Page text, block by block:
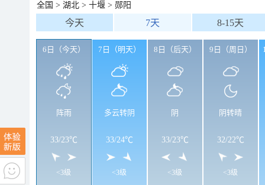
全国 > 湖北 > 十堰 > 郧阳
今天 7天 8-15天
6日（今天）
阵雨
33/23℃
<3级
7日（明天）
多云转阴
33/24℃
<3级
8日（后天）
阴
33/23℃
<3级
9日（周日）
阴转晴
32/22℃
<3级